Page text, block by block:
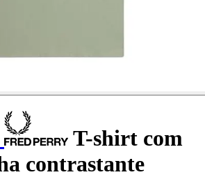
T-shirt com
contrastante